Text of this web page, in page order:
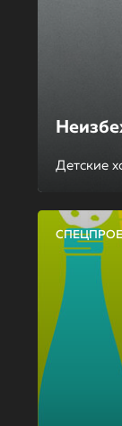
Детские